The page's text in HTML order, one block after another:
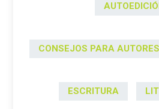
CONSEJOS PARA
ESCRITURA